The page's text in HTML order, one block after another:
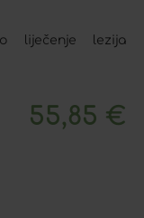
liječenje lezija
55,85 €